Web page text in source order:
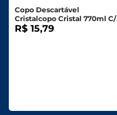
Copo Descartável
Cristalcopo Cristal 770ml C/
30 Unid.
R$ 15,79